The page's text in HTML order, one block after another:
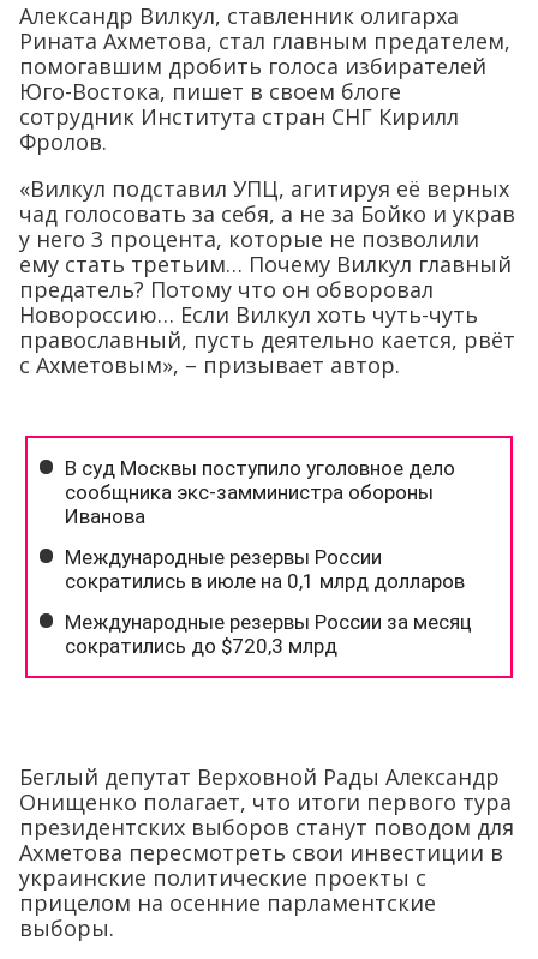
Александр Вилкул, ставленник олигарха
Рината Ахметова, стал главным предателем,
помогавшим дробить голоса избирателей
Юго-Востока, пишет в своем блоге
сотрудник Института стран СНГ Кирилл
Фролов.
«Вилкул подставил УПЦ, агитируя её верных
чад голосовать за себя, а не за Бойко и украв
у него 3 процента, которые не позволили
ему стать третьим… Почему Вилкул главный
предатель? Потому что он обворовал
Новороссию… Если Вилкул хоть чуть-чуть
православный, пусть деятельно кается, рвёт
с Ахметовым», – призывает автор.
Беглый депутат Верховной Рады Александр
Онищенко полагает, что итоги первого тура
президентских выборов станут поводом для
Ахметова пересмотреть свои инвестиции в
украинские политические проекты с
прицелом на осенние парламентские
выборы.